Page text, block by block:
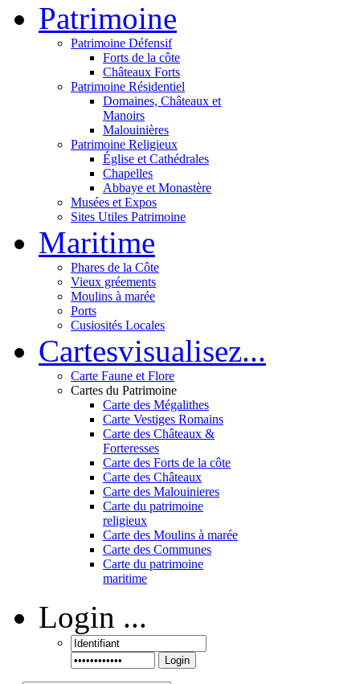
Patrimoine
Patrimoine Défensif
Forts de la côte
Châteaux Forts
Patrimoine Résidentiel
Domaines, Châteaux et
Manoirs
Malouinières
Patrimoine Religieux
Église et Cathédrales
Chapelles
Abbaye et Monastère
Musées et Expos
Sites Utiles Patrimoine
Maritime
Phares de la Côte
Vieux gréements
Moulins à marée
Ports
Cusiosités Locales
Cartesvisualisez...
Carte Faune et Flore
Cartes du Patrimoine
Carte des Mégalithes
Carte Vestiges Romains
Carte des Châteaux &
Forteresses
Carte des Forts de la côte
Carte des Châteaux
Carte des Malouinieres
Carte du patrimoine
religieux
Carte des Moulins à marée
Carte des Communes
Carte du patrimoine
maritime
Login ...
Login